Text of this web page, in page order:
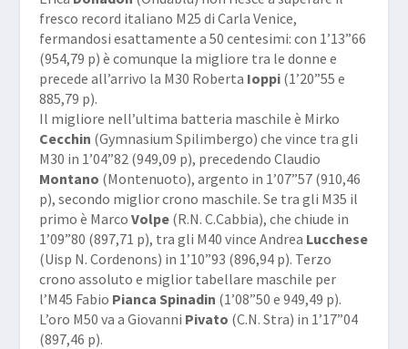
fresco record italiano M25 di Carla Venice,
fermandosi esattamente a 50 centesimi: con 1’13”66
(954,79 p) è comunque la migliore tra le donne e
precede all’arrivo la M30 Roberta Ioppi(1’20”55 e
885,79 p).
Il migliore nell’ultima batteria maschile è Mirko
Cecchin (Gymnasium Spilimbergo) che vince tra gli
M30 in 1’04”82 (949,09 p), precedendo Claudio
Montano (Montenuoto), argento in 1’07”57 (910,46
p), secondo miglior crono maschile. Se tra gli M35 il
primo è Marco Volpe(R.N. C.Cabbia), che chiude in
1’09”80 (897,71 p), tra gli M40 vince Andrea Lucchese
(Uisp N. Cordenons) in 1’10”93 (896,94 p). Terzo
crono assoluto e miglior tabellare maschile per
l’M45 Fabio Pianca Spinadin (1’08”50 e 949,49 p).
L’oro M50 va a Giovanni Pivato (C.N. Stra) in 1’17”04
(897,46 p).